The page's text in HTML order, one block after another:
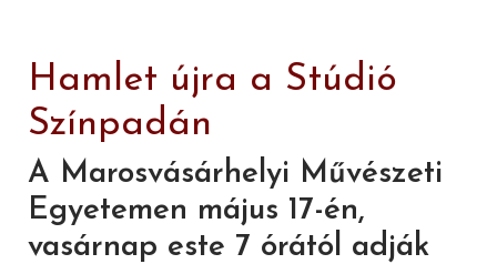
Hamlet újra a Stúdió
Színpadán
A Marosvásárhelyi Művészeti
Egyetemen május 17-én,
vasárnap este 7 órától adják